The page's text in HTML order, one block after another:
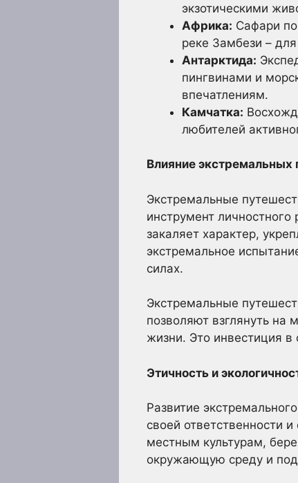
экзотическими
Африка: Сафари
реке Замбези –
Антарктида:
пингвинами и
впечатлениям.
Камчатка:
любителей
Влияние экстремальных
Экстремальные
инструмент
закаляет характер,
экстремальное
силах.
Экстремальные
позволяют взглянуть на
жизни. Это инвестиция в
Этичность и
Развитие
своей ответственности
местным культурам,
окружающую среду и